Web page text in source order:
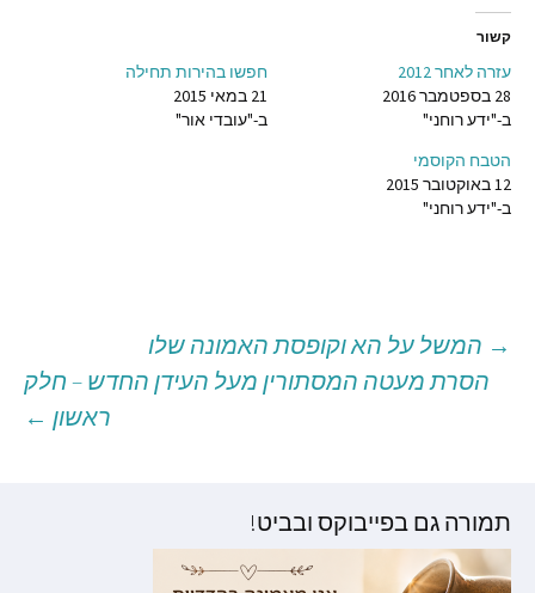
קשור
עזרה לאחר 2012
28 בספטמבר 2016
ב-"ידע רוחני"
חפשו בהירות תחילה
21 במאי 2015
ב-"עובדי אור"
הטבח הקוסמי
12 באוקטובר 2015
ב-"ידע רוחני"
ניווט
→ המשל על הא וקופסת האמונה שלו
הסרת מעטה המסתורין מעל העידן החדש – חלק
ראשון ←
תמורה גם בפייבוקס ובביט!